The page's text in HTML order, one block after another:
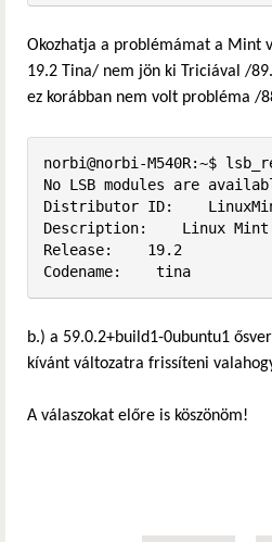
Okozhatja a problémámat a Mint
19.2 Tina/ nem jön ki Triciával /
ez korábban nem volt probléma /
norbi@norbi-M540R:~$
No LSB modules are
Distributor ID:
Description:    Linux Mint
Release:    19.2
Codename:    tina
b.) a 59.0.2+build1-0ubuntu1
kívánt változatra frissíteni
A válaszokat előre is köszönöm!